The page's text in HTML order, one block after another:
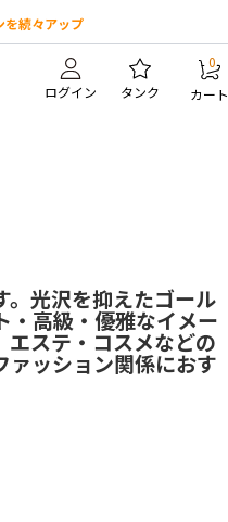
を続々アップ
ログイン タンク
0
カート
。光沢を抑えたゴール
・高級・優雅なイメー
エステ・コスメなどの
ァッション関係におす